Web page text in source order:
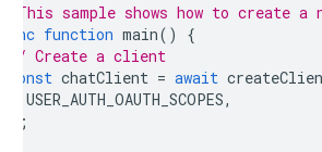
// This sample shows how to create a
async function main()
{
// Create a client
const chatClient = await
USER_AUTH_OAUTH_SCOPES,
);